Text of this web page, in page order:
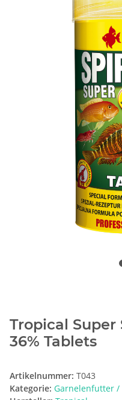
Tropical
36% Tablets
Artikelnummer: T043
Kategorie: Garnelenfutter